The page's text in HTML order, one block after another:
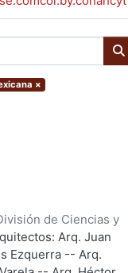
×
de Ciencias y
para el
Arq. Juan
Ezquerra -- Arq.